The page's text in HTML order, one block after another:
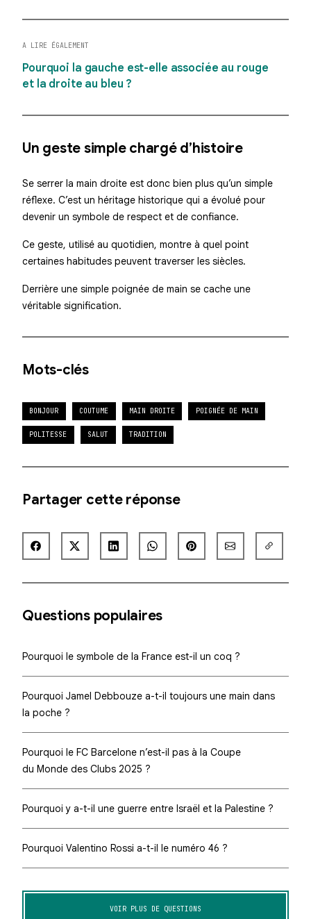
A LIRE ÉGALEMENT
Pourquoi la gauche est-elle associée au rouge
et la droite au bleu ?
Un geste simple chargé d’histoire
Se serrer la main droite est donc bien plus qu’un simple
réflexe. C’est un héritage historique qui a évolué pour
devenir un symbole de respect et de confiance.
Ce geste, utilisé au quotidien, montre à quel point
certaines habitudes peuvent traverser les siècles.
Derrière une simple poignée de main se cache une
véritable signification.
Mots-clés
BONJOUR COUTUME MAIN DROITE POIGNÉE DE MAIN
POLITESSE SALUT TRADITION
Partager cette réponse
Questions populaires
Pourquoi le symbole de la France est-il un coq ?
Pourquoi Jamel Debbouze a-t-il toujours une main dans
la poche ?
Pourquoi le FC Barcelone n’est-il pas à la Coupe
du Monde des Clubs 2025 ?
Pourquoi y a-t-il une guerre entre Israël et la Palestine ?
Pourquoi Valentino Rossi a-t-il le numéro 46 ?
VOIR PLUS DE QUESTIONS